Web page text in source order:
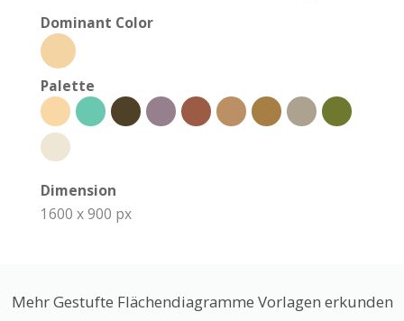
Dominant Color
Palette
Dimension
1600 x 900 px
Mehr Gestufte Flächendiagramme Vorlagen erkunden